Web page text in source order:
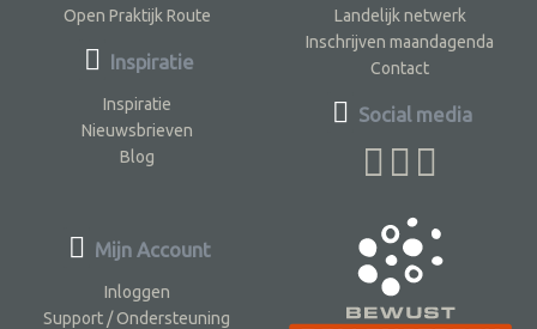
Open Praktijk Route
Inspiratie
Inspiratie
Nieuwsbrieven
Blog
Landelijk netwerk
Inschrijven maandagenda
Contact
Social media
Mijn Account
Inloggen
Support / Ondersteuning